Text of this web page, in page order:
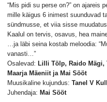
“Mis pidi su perse on?” on ajareis
mille käigus 6 inimest suunduvad
sündmusse, et viia sisse muudatus.
Kaalul on tervis, osavus, hea
…ja läbi seina kostab meloodia:
vanasti…”
Osalevad: Lilli Tölp, Raido Mägi,
Maarja Mäeniit ja Mai Sööt
Muusikaline kujundus: Tanel V
Juhendaja: Mai Sööt